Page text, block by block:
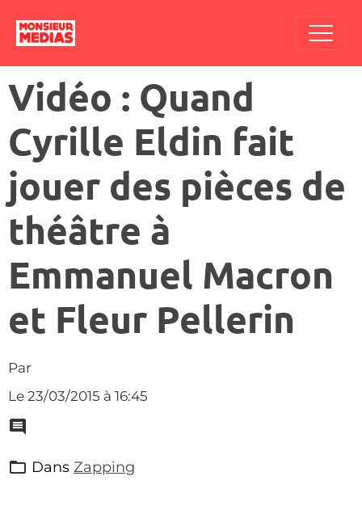
Vidéo : Quand
Cyrille Eldin fait
jouer des pièces de
théâtre à
Emmanuel Macron
et Fleur Pellerin
Par
Le 23/03/2015 à 16:45
Dans Zapping